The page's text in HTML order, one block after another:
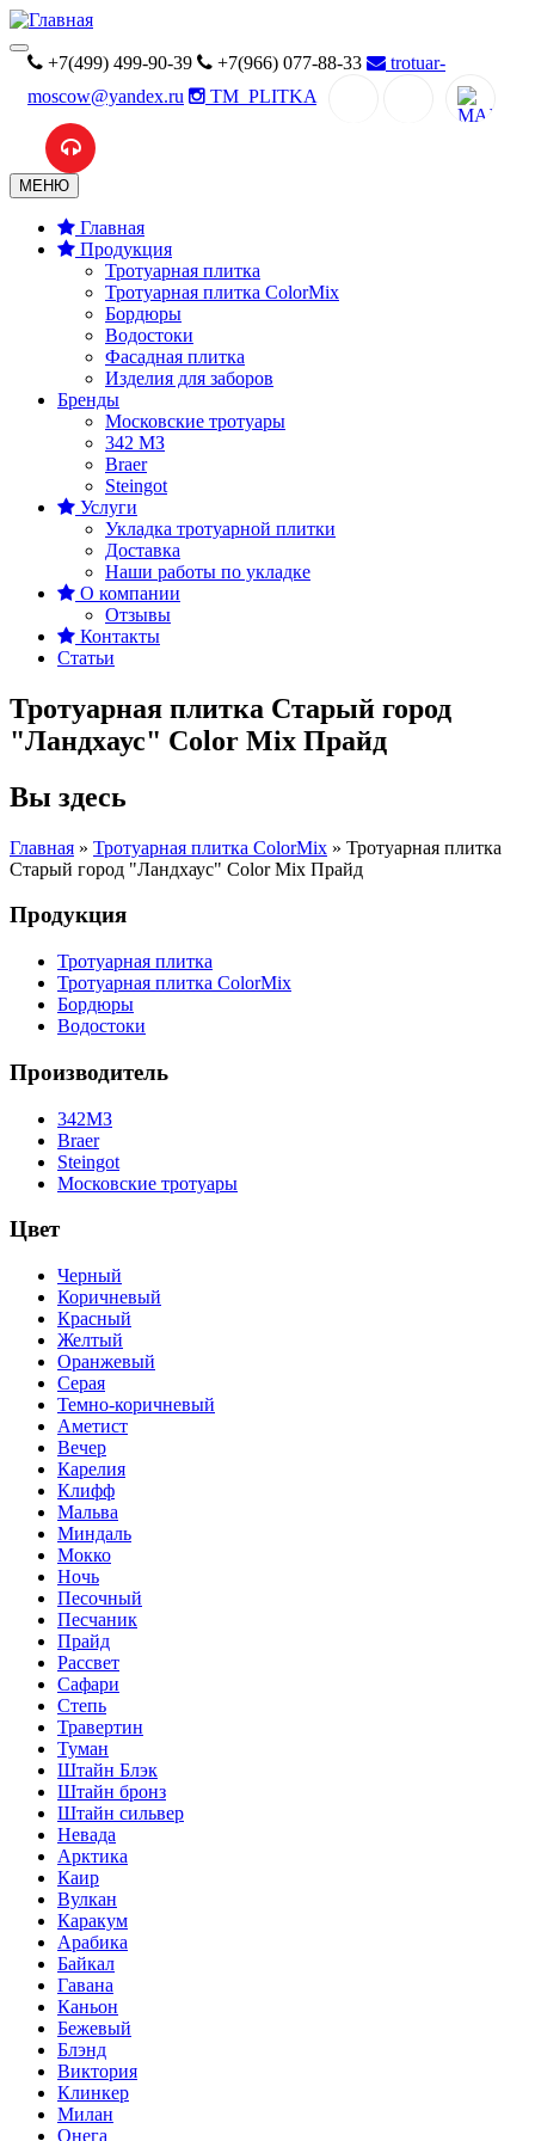
+7(499) 499-90-39 +7(966) 077-88-33
trotuar-
moscow@yandex.ru
TM_PLITKA
MAX
МЕНЮ
Главная
Продукция
Тротуарная плитка
Тротуарная плитка ColorMix
Бордюры
Водостоки
Фасадная плитка
Изделия для заборов
Бренды
Московские тротуары
342 MЗ
Braer
Steingot
Услуги
Укладка тротуарной плитки
Доставка
Наши работы по укладке
О компании
Отзывы
Контакты
Статьи
Тротуарная плитка Старый город
"Ландхаус" Color Mix Прайд
Вы здесь
Главная » Тротуарная плитка ColorMix » Тротуарная плитка
Старый город "Ландхаус" Color Mix Прайд
Продукция
Тротуарная плитка
Тротуарная плитка ColorMix
Бордюры
Водостоки
Производитель
342МЗ
Braer
Steingot
Московские тротуары
Цвет
Черный
Коричневый
Красный
Желтый
Оранжевый
Серая
Темно-коричневый
Аметист
Вечер
Карелия
Клифф
Мальва
Миндаль
Мокко
Ночь
Песочный
Песчаник
Прайд
Рассвет
Сафари
Степь
Травертин
Туман
Штайн Блэк
Штайн бронз
Штайн сильвер
Невада
Арктика
Каир
Вулкан
Каракум
Арабика
Байкал
Гавана
Каньон
Бежевый
Блэнд
Виктория
Клинкер
Милан
Онега